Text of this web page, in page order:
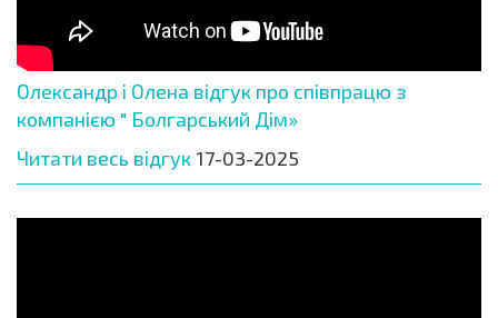
Олександр і Олена відгук про співпрацю з
компанією " Болгарський Дім»
Читати весь відгук 17-03-2025